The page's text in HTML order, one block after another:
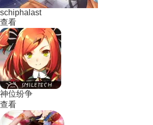
schiphalast
查看
神位纷争
查看